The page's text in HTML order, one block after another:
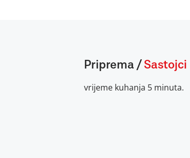
Priprema / Sastojci
vrijeme kuhanja 5 minuta.